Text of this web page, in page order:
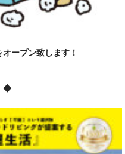
ープン致します！
◆